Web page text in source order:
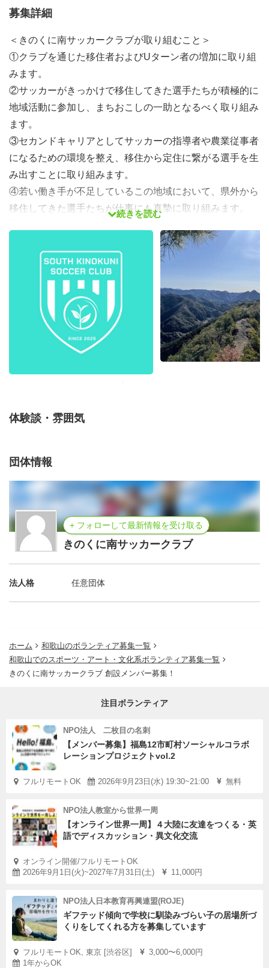
募集詳細
＜きのくに南サッカークラブが取り組むこと＞
①クラブを通じた移住者およびUターン者の増加に取り組
みます。
②サッカーがきっかけで移住してきた選手たちが積極的に
地域活動に参加し、まちおこしの一助となるべく取り組み
ます。
③セカンドキャリアとしてサッカーの指導者や農業従事者
になるための環境を整え、移住から定住に繋がる選手を生
み出すことに取り組みます。
④若い働き手が不足しているこの地域において、県外から
移住してきた選手たちが仕事にも真摯に取り組みます。
期の人手不足解消の一助となるべく取り組みます。
⑥サッカーに対してやり残したことがあったり未練があっ
たりする選手に、サッカー中心の生活が送れる環境を整え
⑦クラブを通じて地域との接点を多く作ることで、サッカ
ー以外の活動の重要性を感じてもらえるよう取り組みま
⑧上位カテゴリーへのステップアップや引退後の定住な
ど、様々な選択肢を持てるような仕組み作り・選手育成に
⑨サッカーに限らず、スポーツをする・見る・支える文化
を創出することで、子どもからお年寄りまで何かしらの形
⑩サッカー以外の競技にも進出することで、新たな移住者
続きを読む
体験談・雰囲気
団体情報
+ フォローして最新情報を受け取る
きのくに南サッカークラブ
法人格 任意団体
ホーム
和歌山のボランティア募集一覧
和歌山でのスポーツ・アート・文化系ボランティア募集一覧
きのくに南サッカークラブ 創設メンバー募集！
注目ボランティア
NPO法人 二枚目の名刺
【メンバー募集】福島12市町村ソーシャルコラボ
レーションプロジェクトvol.2
フルリモートOK 2026年9月23日(水) 19:30~21:00 無料
NPO法人教室から世界一周
【オンライン世界一周】４大陸に友達をつくる・英
語でディスカッション・異文化交流
オンライン開催/フルリモートOK
2026年9月1日(火)~2027年7月31日(土)
11,000円
NPO法人日本教育再興連盟(ROJE)
ギフテッド傾向で学校に馴染みづらい子の居場所づ
くりをしてくれる方を募集しています
フルリモートOK, 東京 [渋谷区]
3,000〜6,000円
1年からOK